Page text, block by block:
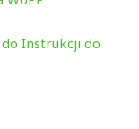
do Instrukcji do